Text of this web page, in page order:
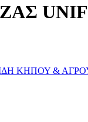
ΚΗΠΟΥ &